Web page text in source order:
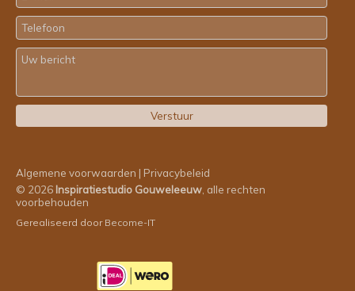
Algemene voorwaarden | Privacybeleid
© 2026 Inspiratiestudio Gouweleeuw , alle rechten
voorbehouden
Gerealiseerd door Become-IT